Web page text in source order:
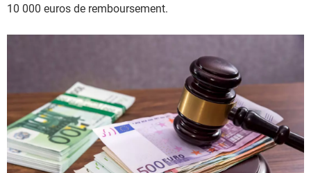
10 000 euros de remboursement.